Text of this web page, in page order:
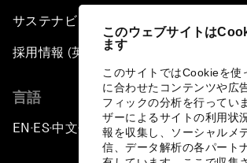
このウェブサイトは
ます
このサイトではCookieを使
に合わせたコンテンツや広
フィックの分析を行ってい
ザーによるサイトの利用状
報を収集し、ソーシャルメ
信、データ解析の各パート
サステナビリティへの取り組み
採用情報 (英語のみ)
言語
EN ▪ ES▪中文▪ 日本語